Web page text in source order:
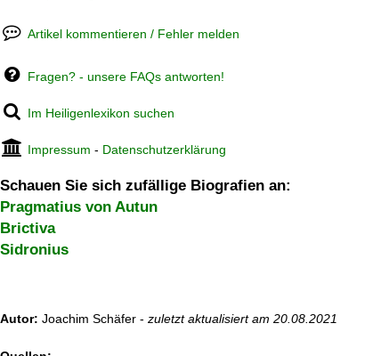
Artikel kommentieren / Fehler melden
Fragen? - unsere FAQs antworten!
Im Heiligenlexikon suchen
Impressum - Datenschutzerklärung
Schauen Sie sich zufällige Biografien an:
Pragmatius von Autun
Brictiva
Sidronius
Autor: Joachim Schäfer - zuletzt aktualisiert am 20.08.2021